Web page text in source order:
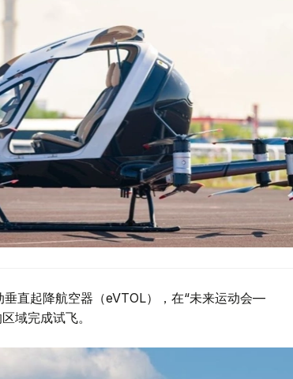
直起降航空器（eVTOL），在“未来运动会—
域完成试飞。